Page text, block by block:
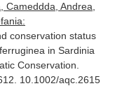
Cameddda, Andrea,
conservation status
in Sardinia
Conservation
10.1002/aqc.2615